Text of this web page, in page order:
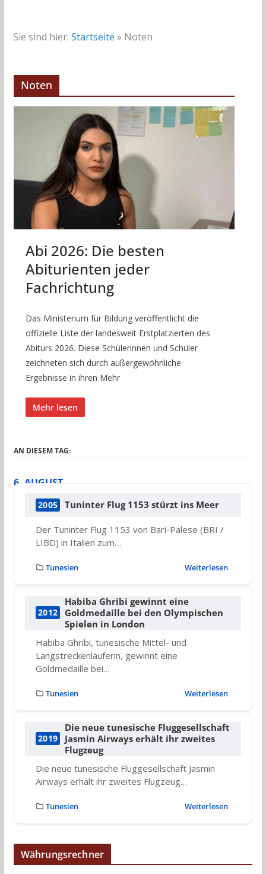
Sie sind hier: Startseite » Noten
Noten
Abi 2026: Die besten
Abiturienten jeder
Fachrichtung
Das Ministerium für Bildung veröffentlicht die
offizielle Liste der landesweit Erstplatzierten des
Abiturs 2026. Diese Schülerinnen und Schüler
zeichneten sich durch außergewöhnliche
Ergebnisse in ihren Mehr
Mehr lesen
AN DIESEM TAG:
6. AUGUST
2005 Tuninter Flug 1153 stürzt ins Meer
Der Tuninter Flug 1153 von Bari-Palese (BRI /
LIBD) in Italien zum…
Tunesien Weiterlesen
2012
Habiba Ghribi gewinnt eine
Goldmedaille bei den Olympischen
Spielen in London
Habiba Ghribi, tunesische Mittel- und
Langstreckenläuferin, gewinnt eine
Goldmedaille bei…
Tunesien Weiterlesen
2019
Die neue tunesische Fluggesellschaft
Jasmin Airways erhält ihr zweites
Flugzeug
Die neue tunesische Fluggesellschaft Jasmin
Airways erhält ihr zweites Flugzeug…
Tunesien Weiterlesen
Währungsrechner